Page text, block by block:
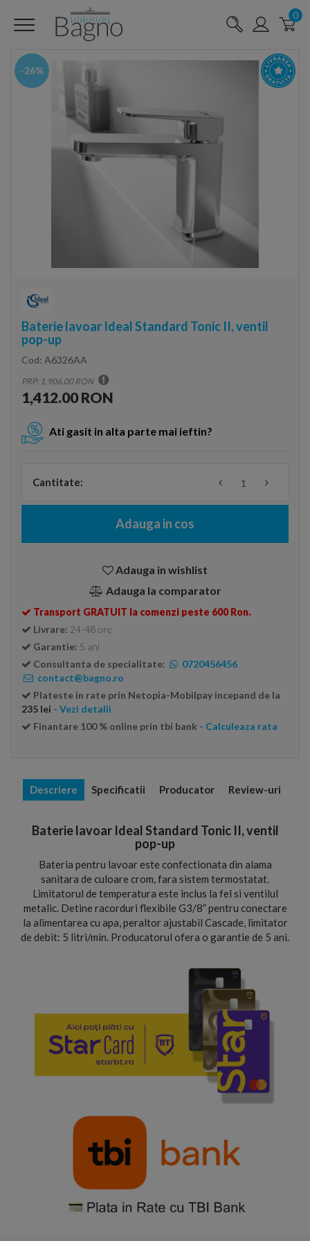
0
-26%
Baterie lavoar Ideal Standard Tonic II, ventil
pop-up
Cod: A6326AA
PRP: 1,906.00 RON
1,412.00 RON
Ati gasit in alta parte mai ieftin?
Cantitate:
Adauga in cos
Adauga in wishlist
Adauga la comparator
Transport GRATUIT la comenzi peste 600 Ron.
Livrare: 24-48 ore
Garantie: 5 ani
Consultanta de specialitate:
0720456456
contact@bagno.ro
Plateste in rate prin Netopia-Mobilpay incepand de la
235 lei - Vezi detalii
Finantare 100 % online prin tbi bank - Calculeaza rata
Descriere Specificatii Producator Review-uri
Baterie lavoar Ideal Standard Tonic II, ventil
pop-up
Bateria pentru lavoar este confectionata din alama
sanitara de culoare crom, fara sistem termostatat.
Limitatorul de temperatura este inclus la fel si ventilul
metalic. Detine racorduri flexibile G3/8” pentru conectare
la alimentarea cu apa, peraltor ajustabil Cascade, limitator
de debit: 5 litri/min. Producatorul ofera o garantie de 5 ani.